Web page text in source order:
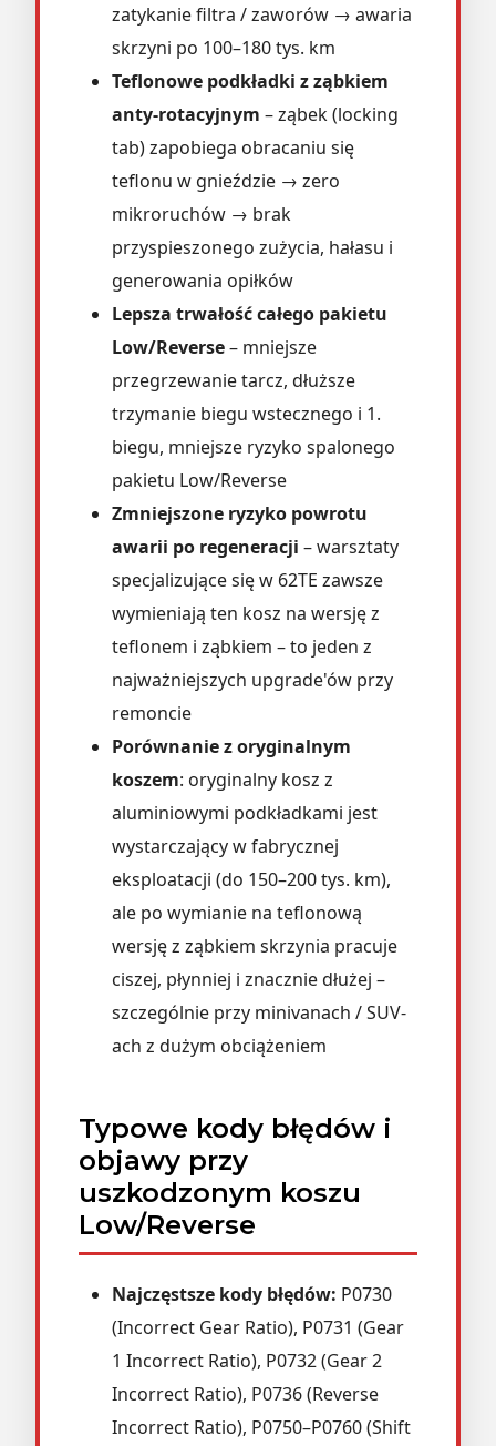
zatykanie filtra / zaworów → awaria
skrzyni po 100–180 tys. km
Teflonowe podkładki z ząbkiem
anty-rotacyjnym – ząbek (locking
tab) zapobiega obracaniu się
teflonu w gnieździe → zero
mikroruchów → brak
przyspieszonego zużycia, hałasu i
generowania opiłków
Lepsza trwałość całego pakietu
Low/Reverse– mniejsze
przegrzewanie tarcz, dłuższe
trzymanie biegu wstecznego i 1.
biegu, mniejsze ryzyko spalonego
pakietu Low/Reverse
Zmniejszone ryzyko powrotu
awarii po regeneracji – warsztaty
specjalizujące się w 62TE zawsze
wymieniają ten kosz na wersję z
teflonem i ząbkiem – to jeden z
najważniejszych upgrade'ów przy
remoncie
Porównanie z oryginalnym
koszem: oryginalny kosz z
aluminiowymi podkładkami jest
wystarczający w fabrycznej
eksploatacji (do 150–200 tys. km),
ale po wymianie na teflonową
wersję z ząbkiem skrzynia pracuje
ciszej, płynniej i znacznie dłużej –
szczególnie przy minivanach / SUV-
ach z dużym obciążeniem
Typowe kody błędów i
objawy przy
uszkodzonym koszu
Low/Reverse
Najczęstsze kody błędów: P0730
(Incorrect Gear Ratio), P0731 (Gear
1 Incorrect Ratio), P0732 (Gear 2
Incorrect Ratio), P0736 (Reverse
Incorrect Ratio), P0750–P0760 (Shift